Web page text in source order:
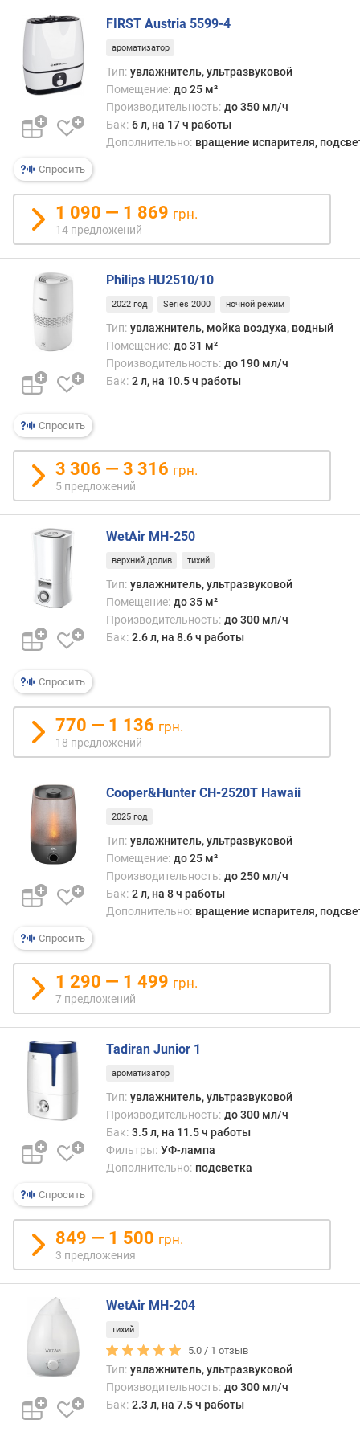
и
о
т
о
р
г
и
х
к
д
е
ш
е
в
ы
м
п
о
т
в
а
м
д
а
е
д
б
а
л
и
я
п
о
к
о
л
ч
е
с
т
в
у
р
л
о
е
й
у
в
л
а
н
е
Спросить
FIRST Austria 5599-​4
ароматизатор
Тип: увлажнитель, ультразвуковой
Помещение: до 25 м²
Производительность: до 350 мл/ч
Бак: 6 л, на 17 ч работы
Дополнительно: вращение испарителя,
1 090 — 1 869 грн.
14 предложений
Спросить
Philips HU2510/10
2022 год Series 2000 ночной режим
Тип: увлажнитель, мойка воздуха, водный
Помещение: до 31 м²
Производительность: до 190 мл/ч
Бак: 2 л, на 10.5 ч работы
3 306 — 3 316 грн.
5 предложений
Спросить
WetAir MH-250
верхний долив тихий
Тип: увлажнитель, ультразвуковой
Помещение: до 35 м²
Производительность: до 300 мл/ч
Бак: 2.6 л, на 8.6 ч работы
770 — 1 136 грн.
18 предложений
Спросить
Cooper&Hunter CH-2520T Hawaii
2025 год
Тип: увлажнитель, ультразвуковой
Помещение: до 25 м²
Производительность: до 250 мл/ч
Бак: 2 л, на 8 ч работы
Дополнительно: вращение испарителя,
1 290 — 1 499 грн.
7 предложений
Спросить
Tadiran Junior 1
ароматизатор
Тип: увлажнитель, ультразвуковой
Производительность: до 300 мл/ч
Бак: 3.5 л, на 11.5 ч работы
Фильтры: УФ-лампа
Дополнительно: подсветка
849 — 1 500 грн.
3 предложения
WetAir MH-204
тихий
5.0 / 1 отзыв
Тип: увлажнитель, ультразвуковой
Производительность: до 300 мл/ч
Бак: 2.3 л, на 7.5 ч работы